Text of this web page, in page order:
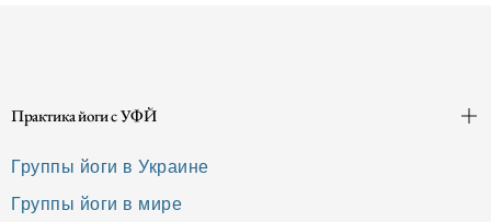
Практика йоги с УФЙ
Группы йоги в Украине
Группы йоги в мире